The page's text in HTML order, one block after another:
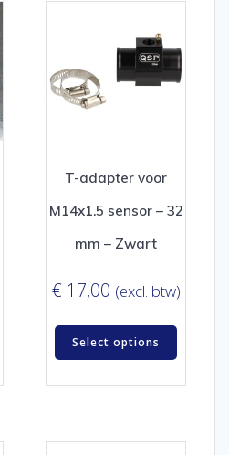
T-adapter voor
M14x1.5 sensor – 32
mm – Zwart
€ 17,00 (excl. btw)
Select options